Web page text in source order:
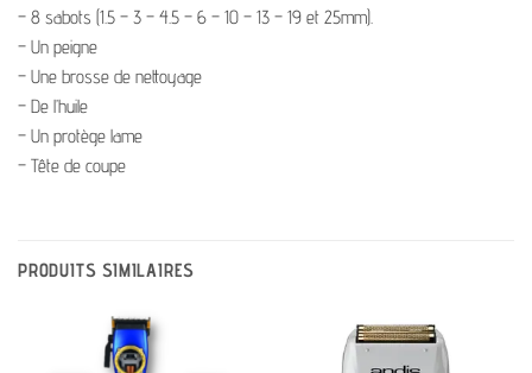
– 8 sabots (1.5 – 3 – 4.5 – 6 – 10 – 13 – 19 et 25mm).
– Un peigne
– Une brosse de nettoyage
– De l’huile
– Un protège lame
– Tête de coupe
PRODUITS SIMILAIRES